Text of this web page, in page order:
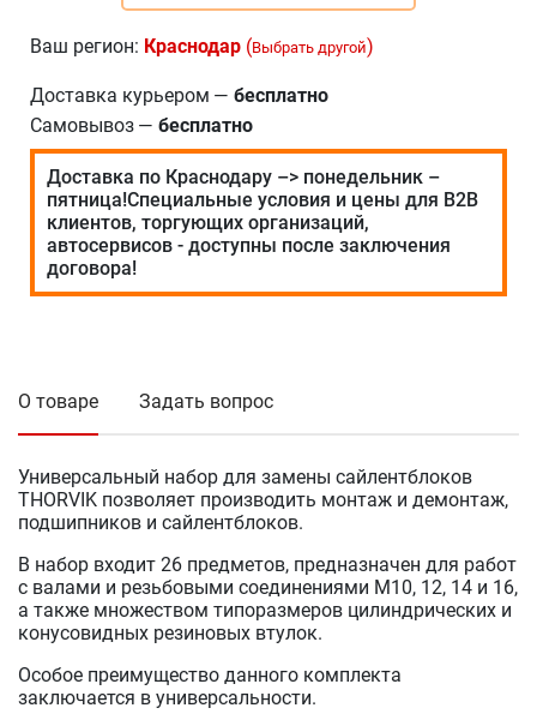
Ваш регион: Краснодар (Выбрать другой)
Доставка курьером — бесплатно
Самовывоз — бесплатно
Доставка по Краснодару –> понедельник –
пятница!Специальные условия и цены для В2В
клиентов, торгующих организаций,
автосервисов - доступны после заключения
договора!
О товаре Задать вопрос
Универсальный набор для замены сайлентблоков
THORVIK позволяет производить монтаж и демонтаж,
подшипников и сайлентблоков.
В набор входит 26 предметов, предназначен для работ
с валами и резьбовыми соединениями М10, 12, 14 и 16,
а также множеством типоразмеров цилиндрических и
конусовидных резиновых втулок.
Особое преимущество данного комплекта
заключается в универсальности.